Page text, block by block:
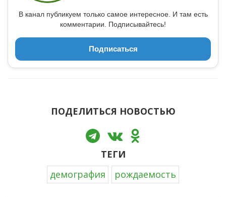
В канал публикуем только самое интересное. И там есть
комментарии. Подписывайтесь!
Подписаться
ПОДЕЛИТЬСЯ НОВОСТЬЮ
ТЕГИ
демография
рождаемость